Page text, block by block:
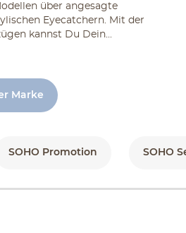
über angesagte
Eyecatchern. Mit der
kannst Du Dein...
Marke
SOHO Promotion SOHO